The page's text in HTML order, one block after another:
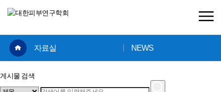
×
자료실 NEWS
게시물 검색